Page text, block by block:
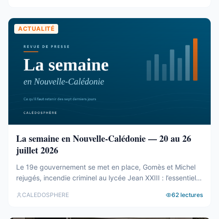
ACTUALITÉ
La semaine en Nouvelle-Calédonie — 20 au 26
juillet 2026
Le 19e gouvernement se met en place, Gomès et Michel
rejugés, incendie criminel au lycée Jean XXIII : l’essentiel
CALEDOSPHERE 62 lectures